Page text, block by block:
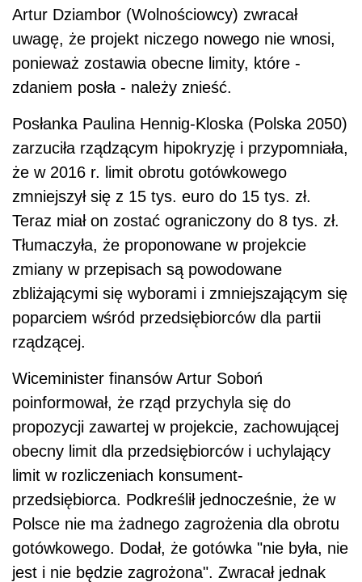
Artur Dziambor (Wolnościowcy) zwracał
uwagę, że projekt niczego nowego nie wnosi,
ponieważ zostawia obecne limity, które -
zdaniem posła - należy znieść.
Posłanka Paulina Hennig-Kloska (Polska 2050)
zarzuciła rządzącym hipokryzję i przypomniała,
że w 2016 r. limit obrotu gotówkowego
zmniejszył się z 15 tys. euro do 15 tys. zł.
Teraz miał on zostać ograniczony do 8 tys. zł.
Tłumaczyła, że proponowane w projekcie
zmiany w przepisach są powodowane
zbliżającymi się wyborami i zmniejszającym się
poparciem wśród przedsiębiorców dla partii
rządzącej.
Wiceminister finansów Artur Soboń
poinformował, że rząd przychyla się do
propozycji zawartej w projekcie, zachowującej
obecny limit dla przedsiębiorców i uchylający
limit w rozliczeniach konsument-
przedsiębiorca. Podkreślił jednocześnie, że w
Polsce nie ma żadnego zagrożenia dla obrotu
gotówkowego. Dodał, że gotówka "nie była, nie
jest i nie będzie zagrożona". Zwracał jednak